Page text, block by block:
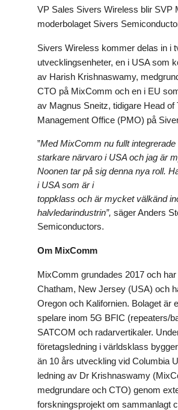
VP Sales Sivers Wireless blir SVP
moderbolaget Sivers
Sivers Wireless kommer delas in i
utvecklingsenheter, en i USA som
av Harish Krishnaswamy,
CTO på MixComm och en i EU
av Magnus Sneitz, tidigare Head of
Management Office (PMO) på
”Med MixComm nu fullt
starkare närvaro i USA och jag är
Noonen tar på sig denna nya roll.
i USA som är i
toppklass och är mycket välkänd
halvledarindustrin”, säger Anders
Semiconductors.
Om MixComm
MixComm grundades 2017 och
Chatham, New Jersey (USA) och
Oregon och Kalifornien. Bolaget är
spelare inom 5G BFIC (repeaters/
SATCOM och radarvertikaler.
företagsledning i världsklass
än 10 års utveckling vid Columbia
ledning av Dr Krishnaswamy
medgrundare och CTO) genom
forskningsprojekt om sammanlagt